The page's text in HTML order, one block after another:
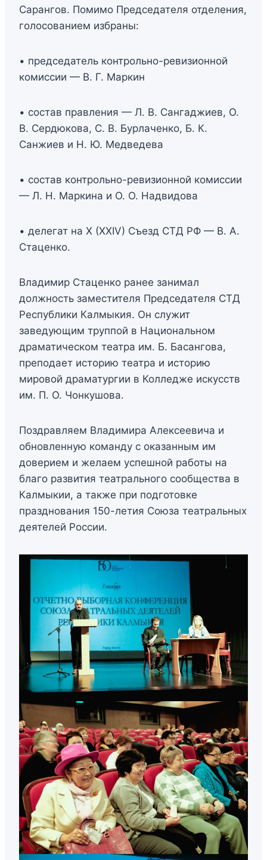
Сарангов. Помимо Председателя отделения,
голосованием избраны:
• председатель контрольно-ревизионной
комиссии — В. Г. Маркин
• состав правления — Л. В. Сангаджиев, О.
В. Сердюкова, С. В. Бурлаченко, Б. К.
Санжиев и Н. Ю. Медведева
• состав контрольно-ревизионной комиссии
— Л. Н. Маркина и О. О. Надвидова
• делегат на X (XXIV) Съезд СТД РФ — В. А.
Стаценко.
Владимир Стаценко ранее занимал
должность заместителя Председателя СТД
Республики Калмыкия. Он служит
заведующим труппой в Национальном
драматическом театра им. Б. Басангова,
преподает историю театра и историю
мировой драматургии в Колледже искусств
им. П. О. Чонкушова.
Поздравляем Владимира Алексеевича и
обновленную команду с оказанным им
доверием и желаем успешной работы на
благо развития театрального сообщества в
Калмыкии, а также при подготовке
празднования 150-летия Союза театральных
деятелей России.